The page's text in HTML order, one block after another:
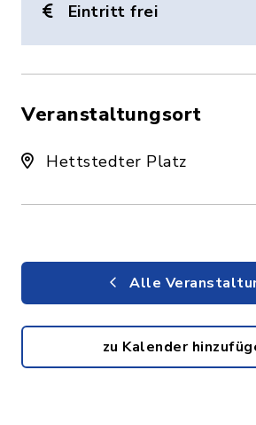
Eintritt frei
Veranstaltungsort
Hettstedter Platz
Alle
zu Kalender